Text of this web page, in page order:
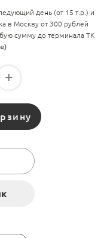
день (от 15 т.р.) и
в Москву от 300 рублей
сумму до терминала ТК
+